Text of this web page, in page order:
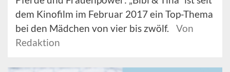
dem Kinofilm im Februar 2017 ein Top-Thema
bei den Mädchen von vier bis zwölf.
Von
Redaktion